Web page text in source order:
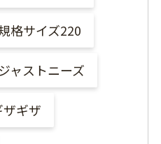
格サイズ220
ャストニーズ
ギザ